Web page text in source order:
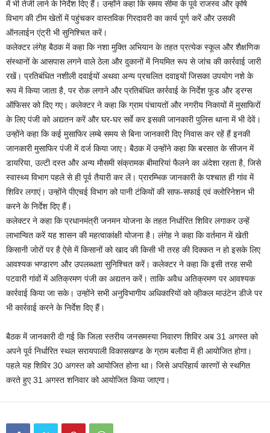
में भी तेजी लाने के निर्देश दिए हैं। उन्होंने कहा कि समय सीमा के पूर्व राजस्व और कृषि
विभाग की टीम खेतों में पहुंचकर वास्तविक गिरदावरी का कार्य पूर्ण करें और उसकी
ऑनलाईन एंट्री भी सुनिश्चित करें।
कलेक्टर लंगेह बैठक में कहा कि नशा मुक्ति अभियान के तहत प्रत्येक स्कूल और शैक्षणिक
संस्थानों के आसपास लगने वाले ठेला और दुकानों में नियमित रूप से जांच की कार्रवाई जारी
रखें। प्रतिबंधित नशीली दवाईयों अथवा अन्य प्रचलित दवाइयों जिसका उपयोग नशे के
रूप में किया जाता है, पर रोक लगाने और प्रतिबंधित कार्रवाई के निर्देश फूड और ड्रग्स
ऑफिसर को दिए गए। कलेक्टर ने कहा कि ग्राम पंचायतों और नगरीय निकायों में मुसाफिरों
के लिए पंजी को अद्यतन करें और घर-घर सर्वे कर इसकी जानकारी पुलिस थाना में भी देवें।
उन्होंने कहा कि कई मुसाफिर लम्बे समय से बिना जानकारी दिए निवास कर रहें हैं इनकी
जानकारी मुसाफिर पंजी में दर्ज किया जाए। बैठक में उन्होंने कहा कि बरसात के सीजन में
डायरिया, उल्टी दस्त और अन्य मौसमी संक्रामक बीमारियां फैलने का अंदेशा रहता है, जिसे
स्वास्थ्य विभाग पहले से ही पूर्व तैयारी कर लें। प्रारम्भिक जानकारी के पश्चात ही गांव में
शिविर लगाएं। उन्होंने पीएचई विभाग को पानी टंकियों की साफ-सफाई एवं क्लोरिनेशन भी
करने के निर्देश दिए हैं।
कलेक्टर ने कहा कि प्रधानमंत्री जनमन योजना के तहत निर्धारित शिविर लगाकर उन्हें
लाभान्वित करें यह शासन की महत्वाकांक्षी योजना है। लंगेह ने कहा कि वर्तमान में खेती
किसानी जोरों पर है ऐसे में किसानों को खाद की किसी भी तरह की दिक्कत न हो इसके लिए
आवश्यक भण्डारण और उपलब्धता सुनिश्चित करें। कलेक्टर ने कहा कि इसी तरह सभी
पटवारी गांवों में अतिक्रमण पंजी का अद्यतन करें। ताकि अवैध अतिक्रमण पर आवश्यक
कार्रवाई किया जा सके। उन्होंने सभी अनुविभागीय अधिकारियों को व्हीकल माउंटेन डीजे पर
भी कार्रवाई करने के निर्देश दिए हैं।
बैठक में जानकारी दी गई कि जिला स्तरीय जनसमस्या निवारण शिविर अब 31 अगस्त को
अपने पूर्व निर्धारित स्थल सरायपाली विकासखण्ड के ग्राम बलौदा में ही आयोजित होगा।
पहले यह शिविर 30 अगस्त को आयोजित होना था। जिसे अपरिहार्य कारणों से स्थगित
करते हुए 31 अगस्त शनिवार को आयोजित किया जाएगा।